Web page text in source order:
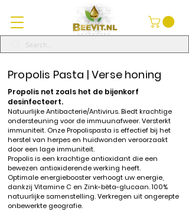
Propolis Pasta | Verse honing
Propolis net zoals het de bijenkorf
desinfecteert.
NatuurlijkeAntibacterie/Antivirus.Biedt krachtige
ondersteuning voor de immuunafweer. Versterkt
immuniteit. OnzePropolispasta is effectiefbij het
herstel van herpes en huidwonden veroorzaakt
door een lage immuniteit.
Propolisis een krachtige antioxidant die een
bewezen antioxiderende werking heeft.
Optimale energiebooster verhoogt uw energie,
dankzij Vitamine C en Zink-bèta-glucaan. 100%
natuurlijke samenstelling. Verkregen uit ongerepte
onbewerkte geografie.